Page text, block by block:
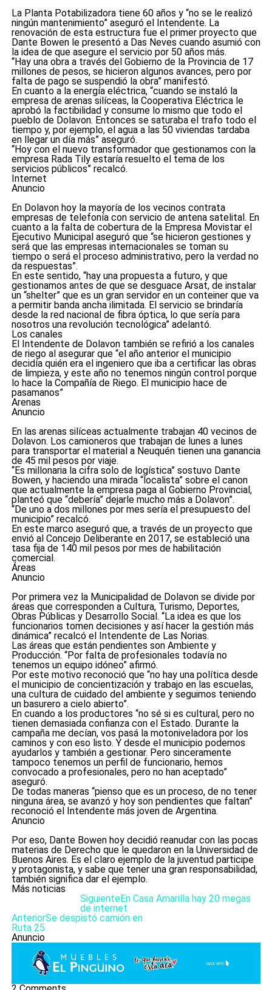
La Planta Potabilizadora tiene 60 años y “no se le realizó
ningún mantenimiento” aseguró el Intendente. La
renovación de esta estructura fue el primer proyecto que
Dante Bowen le presentó a Das Neves cuando asumió con
la idea de que asegure el servicio por 50 años más.
“Hay una obra a través del Gobierno de la Provincia de 17
millones de pesos, se hicieron algunos avances, pero por
falta de pago se suspendió la obra” manifestó.
En cuanto a la energía eléctrica, “cuando se instaló la
empresa de arenas silíceas, la Cooperativa Eléctrica le
aprobó la factibilidad y consume lo mismo que todo el
pueblo de Dolavon. Entonces se saturaba el trafo todo el
tiempo y, por ejemplo, el agua a las 50 viviendas tardaba
en llegar un día más” aseguró.
“Hoy con el nuevo transformador que gestionamos con la
empresa Rada Tily estaría resuelto el tema de los
servicios públicos” recalcó.
Internet
Anuncio
En Dolavon hoy la mayoría de los vecinos contrata
empresas de telefonía con servicio de antena satelital. En
cuanto a la falta de cobertura de la Empresa Movistar el
Ejecutivo Municipal aseguró que “se hicieron gestiones y
será que las empresas internacionales se toman su
tiempo o será el proceso administrativo, pero la verdad no
da respuestas”.
En este sentido, “hay una propuesta a futuro, y que
gestionamos antes de que se desguace Arsat, de instalar
un “shelter” que es un gran servidor en un conteiner que va
a permitir banda ancha ilimitada. El servicio se brindaría
desde la red nacional de fibra óptica, lo que sería para
nosotros una revolución tecnológica” adelantó.
Los canales
El Intendente de Dolavon también se refirió a los canales
de riego al asegurar que “el año anterior el municipio
decidía quién era el ingeniero que iba a certificar las obras
de limpieza, y este año no tenemos ningún control porque
lo hace la Compañía de Riego. El municipio hace de
pasamanos”
Arenas
Anuncio
En las arenas silíceas actualmente trabajan 40 vecinos de
Dolavon. Los camioneros que trabajan de lunes a lunes
para transportar el material a Neuquén tienen una ganancia
de 45 mil pesos por viaje.
“Es millonaria la cifra solo de logística” sostuvo Dante
Bowen, y haciendo una mirada “localista” sobre el canon
que actualmente la empresa paga al Gobierno Provincial,
planteó que “debería” dejarle mucho más a Dolavon”.
“De uno a dos millones por mes sería el presupuesto del
municipio” recalcó.
En este marco aseguró que, a través de un proyecto que
envió al Concejo Deliberante en 2017, se estableció una
tasa fija de 140 mil pesos por mes de habilitación
comercial.
Áreas
Anuncio
Por primera vez la Municipalidad de Dolavon se divide por
áreas que corresponden a Cultura, Turismo, Deportes,
Obras Públicas y Desarrollo Social. “La idea es que los
funcionarios tomen decisiones y así hacer la gestión más
dinámica” recalcó el Intendente de Las Norias.
Las áreas que están pendientes son Ambiente y
Producción. “Por falta de profesionales todavía no
tenemos un equipo idóneo” afirmó.
Por este motivo reconoció que “no hay una política desde
el municipio de concientización y trabajo en las escuelas,
una cultura de cuidado del ambiente y seguimos teniendo
un basurero a cielo abierto”.
En cuando a los productores “no sé si es cultural, pero no
tienen demasiada confianza con el Estado. Durante la
campaña me decían, vos pasá la motoniveladora por los
caminos y con eso listo. Y desde el municipio podemos
ayudarlos y también a gestionar. Pero sinceramente
tampoco tenemos un perfil de funcionario, hemos
convocado a profesionales, pero no han aceptado”
aseguró.
De todas maneras “pienso que es un proceso, de no tener
ninguna área, se avanzó y hoy son pendientes que faltan”
reconoció el Intendente más joven de Argentina.
Anuncio
Por eso, Dante Bowen hoy decidió reanudar con las pocas
materias de Derecho que le quedaron en la Universidad de
Buenos Aires. Es el claro ejemplo de la juventud participe
y protagonista, y sabe que tener una gran responsabilidad,
también significa dar el ejemplo.
Más noticias
SiguienteEn Casa Amarilla hay 20 megas
de internet
AnteriorSe despistó camión en
Ruta 25
Anuncio